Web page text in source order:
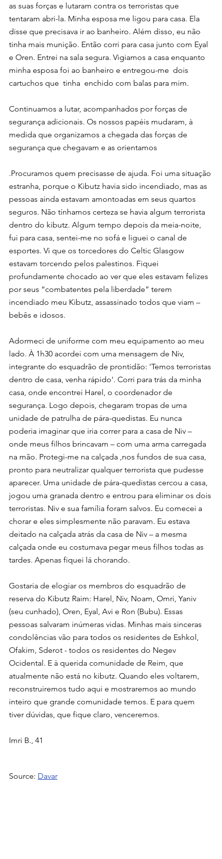
as suas forças e lutaram contra os terroristas que
tentaram abri-la. Minha esposa me ligou para casa. Ela
disse que precisava ir ao banheiro. Além disso, eu não
tinha mais munição. Então corri para casa junto com Eyal
e Oren. Entrei na sala segura. Vigiamos a casa enquanto
minha esposa foi ao banheiro e entregou-me  dois
cartuchos que  tinha  enchido com balas para mim.
Continuamos a lutar, acompanhados por forças de
segurança adicionais. Os nossos papéis mudaram, à
medida que organizamos a chegada das forças de
segurança que chegavam e as orientamos
.Procuramos quem precisasse de ajuda. Foi uma situação
estranha, porque o Kibutz havia sido incendiado, mas as
pessoas ainda estavam amontoadas em seus quartos
seguros. Não tínhamos certeza se havia algum terrorista
dentro do kibutz. Algum tempo depois da meia-noite,
fui para casa, sentei-me no sofá e liguei o canal de
esportes. Vi que os torcedores do Celtic Glasgow
estavam torcendo pelos palestinos. Fiquei
profundamente chocado ao ver que eles estavam felizes
por seus “combatentes pela liberdade” terem
incendiado meu Kibutz, assassinado todos que viam –
bebês e idosos.
Adormeci de uniforme com meu equipamento ao meu
lado. À 1h30 acordei com uma mensagem de Niv,
integrante do esquadrão de prontidão: 'Temos terroristas
dentro de casa, venha rápido'. Corri para trás da minha
casa, onde encontrei Harel, o coordenador de
segurança. Logo depois, chegaram tropas de uma
unidade de patrulha de pára-quedistas. Eu nunca
poderia imaginar que iria correr para a casa de Niv –
onde meus filhos brincavam – com uma arma carregada
na mão. Protegi-me na calçada ,nos fundos de sua casa,
pronto para neutralizar qualquer terrorista que pudesse
aparecer. Uma unidade de pára-quedistas cercou a casa,
jogou uma granada dentro e entrou para eliminar os dois
terroristas. Niv e sua família foram salvos. Eu comecei a
chorar e eles simplesmente não paravam. Eu estava
deitado na calçada atrás da casa de Niv – a mesma
calçada onde eu costumava pegar meus filhos todas as
tardes. Apenas fiquei lá chorando.
Gostaria de elogiar os membros do esquadrão de
reserva do Kibutz Raim: Harel, Niv, Noam, Omri, Yaniv
(seu cunhado), Oren, Eyal, Avi e Ron (Bubu). Essas
pessoas salvaram inúmeras vidas. Minhas mais sinceras
condolências vão para todos os residentes de Eshkol,
Ofakim, Sderot - todos os residentes do Negev
Ocidental. E à querida comunidade de Reim, que
atualmente não está no kibutz. Quando eles voltarem,
reconstruiremos tudo aqui e mostraremos ao mundo
inteiro que grande comunidade temos. E para quem
tiver dúvidas, que fique claro, venceremos.
Imri B., 41
Source: Davar